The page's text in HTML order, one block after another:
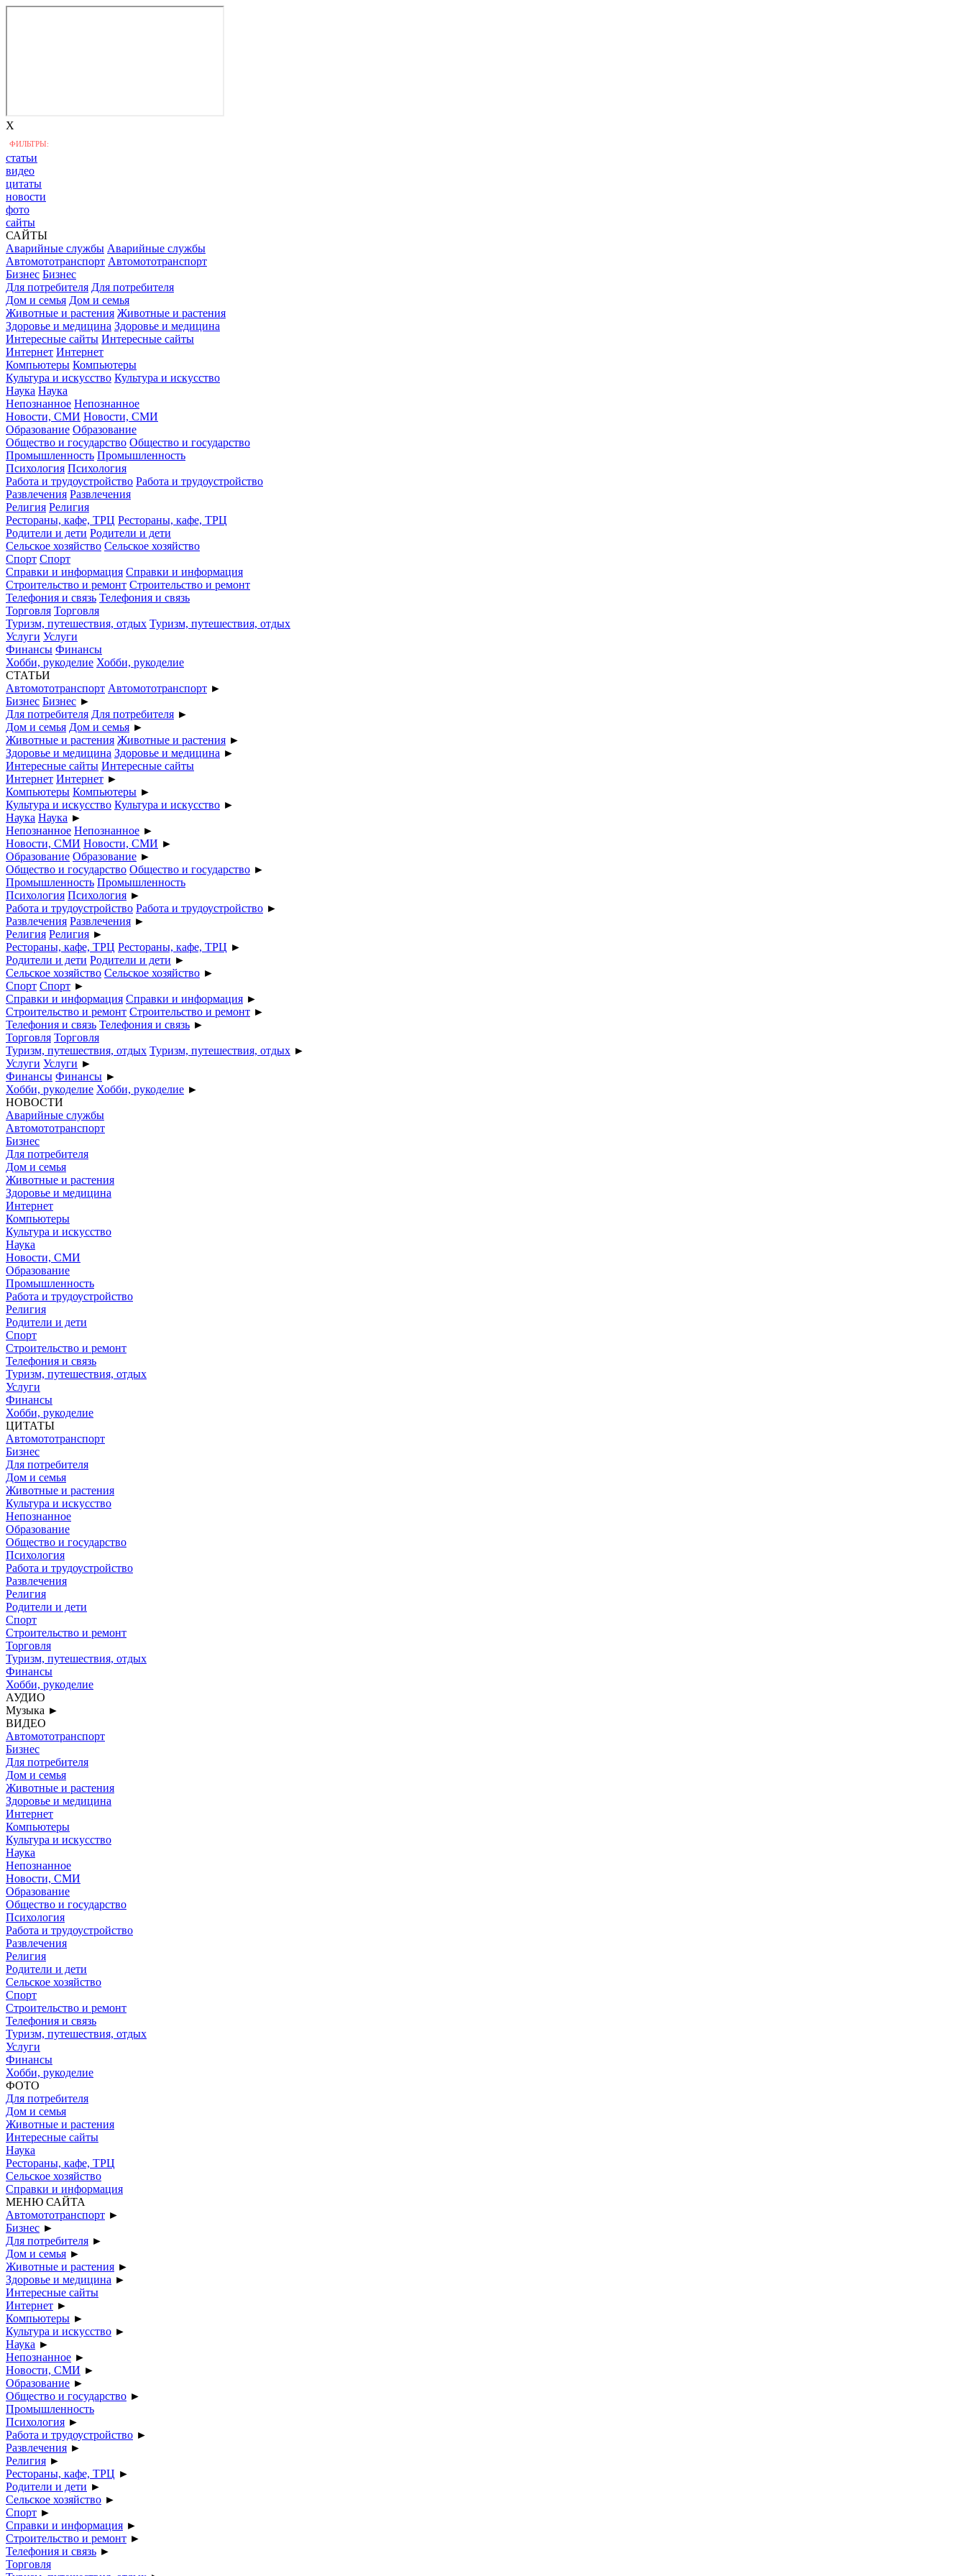
X
ФИЛЬТРЫ:
статьи
видео
цитаты
новости
фото
сайты
САЙТЫ
Аварийные службы Аварийные службы
Автомототранспорт Автомототранспорт
Бизнес Бизнес
Для потребителя Для потребителя
Дом и семья Дом и семья
Животные и растения Животные и растения
Здоровье и медицина Здоровье и медицина
Интересные сайты Интересные сайты
Интернет Интернет
Компьютеры Компьютеры
Культура и искусство Культура и искусство
Наука Наука
Непознанное Непознанное
Новости, СМИ Новости, СМИ
Образование Образование
Общество и государство Общество и государство
Промышленность Промышленность
Психология Психология
Работа и трудоустройство Работа и трудоустройство
Развлечения Развлечения
Религия Религия
Рестораны, кафе, ТРЦ Рестораны, кафе, ТРЦ
Родители и дети Родители и дети
Сельское хозяйство Сельское хозяйство
Спорт Спорт
Справки и информация Справки и информация
Строительство и ремонт Строительство и ремонт
Телефония и связь Телефония и связь
Торговля Торговля
Туризм, путешествия, отдых Туризм, путешествия, отдых
Услуги Услуги
Финансы Финансы
Хобби, рукоделие Хобби, рукоделие
СТАТЬИ
Автомототранспорт Автомототранспорт ►
Бизнес Бизнес ►
Для потребителя Для потребителя ►
Дом и семья Дом и семья ►
Животные и растения Животные и растения ►
Здоровье и медицина Здоровье и медицина ►
Интересные сайты Интересные сайты
Интернет Интернет ►
Компьютеры Компьютеры ►
Культура и искусство Культура и искусство ►
Наука Наука ►
Непознанное Непознанное ►
Новости, СМИ Новости, СМИ ►
Образование Образование ►
Общество и государство Общество и государство ►
Промышленность Промышленность
Психология Психология ►
Работа и трудоустройство Работа и трудоустройство ►
Развлечения Развлечения ►
Религия Религия ►
Рестораны, кафе, ТРЦ Рестораны, кафе, ТРЦ ►
Родители и дети Родители и дети ►
Сельское хозяйство Сельское хозяйство ►
Спорт Спорт ►
Справки и информация Справки и информация ►
Строительство и ремонт Строительство и ремонт ►
Телефония и связь Телефония и связь ►
Торговля Торговля
Туризм, путешествия, отдых Туризм, путешествия, отдых ►
Услуги Услуги ►
Финансы Финансы ►
Хобби, рукоделие Хобби, рукоделие ►
НОВОСТИ
Аварийные службы
Автомототранспорт
Бизнес
Для потребителя
Дом и семья
Животные и растения
Здоровье и медицина
Интернет
Компьютеры
Культура и искусство
Наука
Новости, СМИ
Образование
Промышленность
Работа и трудоустройство
Религия
Родители и дети
Спорт
Строительство и ремонт
Телефония и связь
Туризм, путешествия, отдых
Услуги
Финансы
Хобби, рукоделие
ЦИТАТЫ
Автомототранспорт
Бизнес
Для потребителя
Дом и семья
Животные и растения
Культура и искусство
Непознанное
Образование
Общество и государство
Психология
Работа и трудоустройство
Развлечения
Религия
Родители и дети
Спорт
Строительство и ремонт
Торговля
Туризм, путешествия, отдых
Финансы
Хобби, рукоделие
АУДИО
Музыка ►
ВИДЕО
Автомототранспорт
Бизнес
Для потребителя
Дом и семья
Животные и растения
Здоровье и медицина
Интернет
Компьютеры
Культура и искусство
Наука
Непознанное
Новости, СМИ
Образование
Общество и государство
Психология
Работа и трудоустройство
Развлечения
Религия
Родители и дети
Сельское хозяйство
Спорт
Строительство и ремонт
Телефония и связь
Туризм, путешествия, отдых
Услуги
Финансы
Хобби, рукоделие
ФОТО
Для потребителя
Дом и семья
Животные и растения
Интересные сайты
Наука
Рестораны, кафе, ТРЦ
Сельское хозяйство
Справки и информация
МЕНЮ САЙТА
Автомототранспорт ►
Бизнес ►
Для потребителя ►
Дом и семья ►
Животные и растения ►
Здоровье и медицина ►
Интересные сайты
Интернет ►
Компьютеры ►
Культура и искусство ►
Наука ►
Непознанное ►
Новости, СМИ ►
Образование ►
Общество и государство ►
Промышленность
Психология ►
Работа и трудоустройство ►
Развлечения ►
Религия ►
Рестораны, кафе, ТРЦ ►
Родители и дети ►
Сельское хозяйство ►
Спорт ►
Справки и информация ►
Строительство и ремонт ►
Телефония и связь ►
Торговля